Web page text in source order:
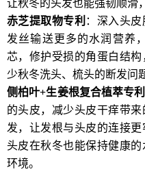
让秋冬的头发也能强韧顺滑
赤芝提取物专利 ：深入头
发丝输送更多的水润营养
芯，修护受损的角蛋白结
少秋冬洗头、梳头的断发问
侧柏叶+生姜根复合植萃专利
的头皮，减少头皮干痒带
发，让发根与头皮的连接
头皮在秋冬也能保持健康
环境。